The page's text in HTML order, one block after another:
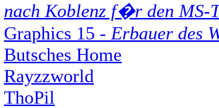
nach Koblenz f�r den MS-
Graphics 15 - Erbauer des
Butsches Home
Rayzzworld
ThoPil